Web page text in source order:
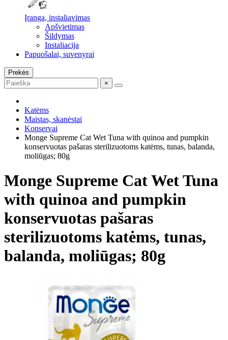
Įranga, instaliavimas
Apšvietimas
Šildymas
Instaliacija
Papuošalai, suvenyrai
Prekės
×
Katėms
Maistas, skanėstai
Konservai
Monge Supreme Cat Wet Tuna with quinoa and pumpkin
konservuotas pašaras sterilizuotoms katėms, tunas, balanda,
moliūgas; 80g
Monge Supreme Cat Wet Tuna
with quinoa and pumpkin
konservuotas pašaras
sterilizuotoms katėms, tunas,
balanda, moliūgas; 80g